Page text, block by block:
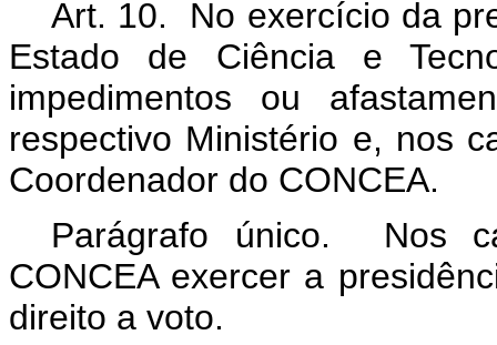
Art. 10. No exercício da
Estado de Ciência e
impedimentos ou
respectivo Ministério e, nos
Coordenador do CONCEA.
Parágrafo único. Nos
CONCEA exercer a
direito a voto.